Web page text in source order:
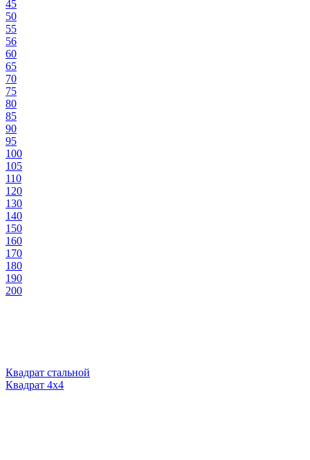
45
50
55
56
60
65
70
75
80
85
90
95
100
105
110
120
130
140
150
160
170
180
190
200
Квадрат стальной
Квадрат 4х4